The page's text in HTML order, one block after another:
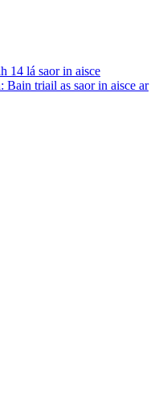
14 lá saor in aisce
Bain triail as saor in aisce ar